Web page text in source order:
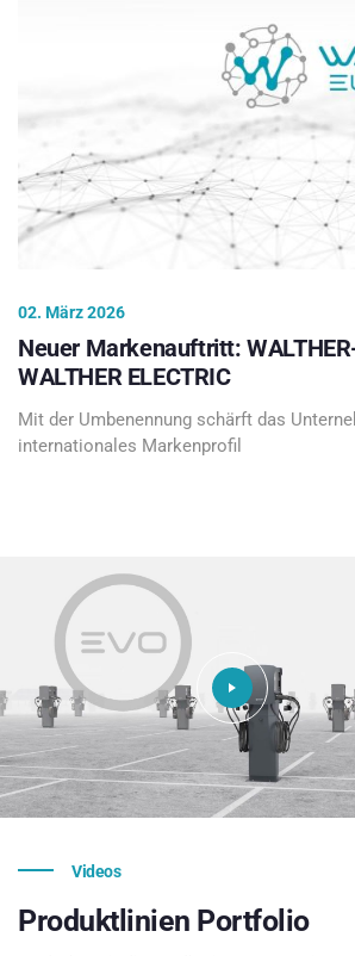
02. März 2026
Neuer Markenauftritt:
WALTHER ELECTRIC
Mit der Umbenennung schärft das
internationales Markenprofil
Videos
Produktlinien Portfolio